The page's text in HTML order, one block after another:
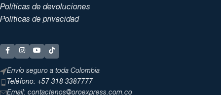
Políticas de devoluciones
Políticas de privacidad
Envío seguro a toda Colombia
Teléfono: +57 318 3387777
Email: contactenos@oroexpress.com.co